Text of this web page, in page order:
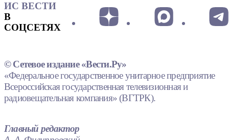
ИС ВЕСТИ
В
СОЦСЕТЯХ
© Сетевое издание «Вести.Ру»
«Федеральное государственное унитарное предприятие
Всероссийская государственная телевизионная и
радиовещательная компания» (ВГТРК).
Главный редактор